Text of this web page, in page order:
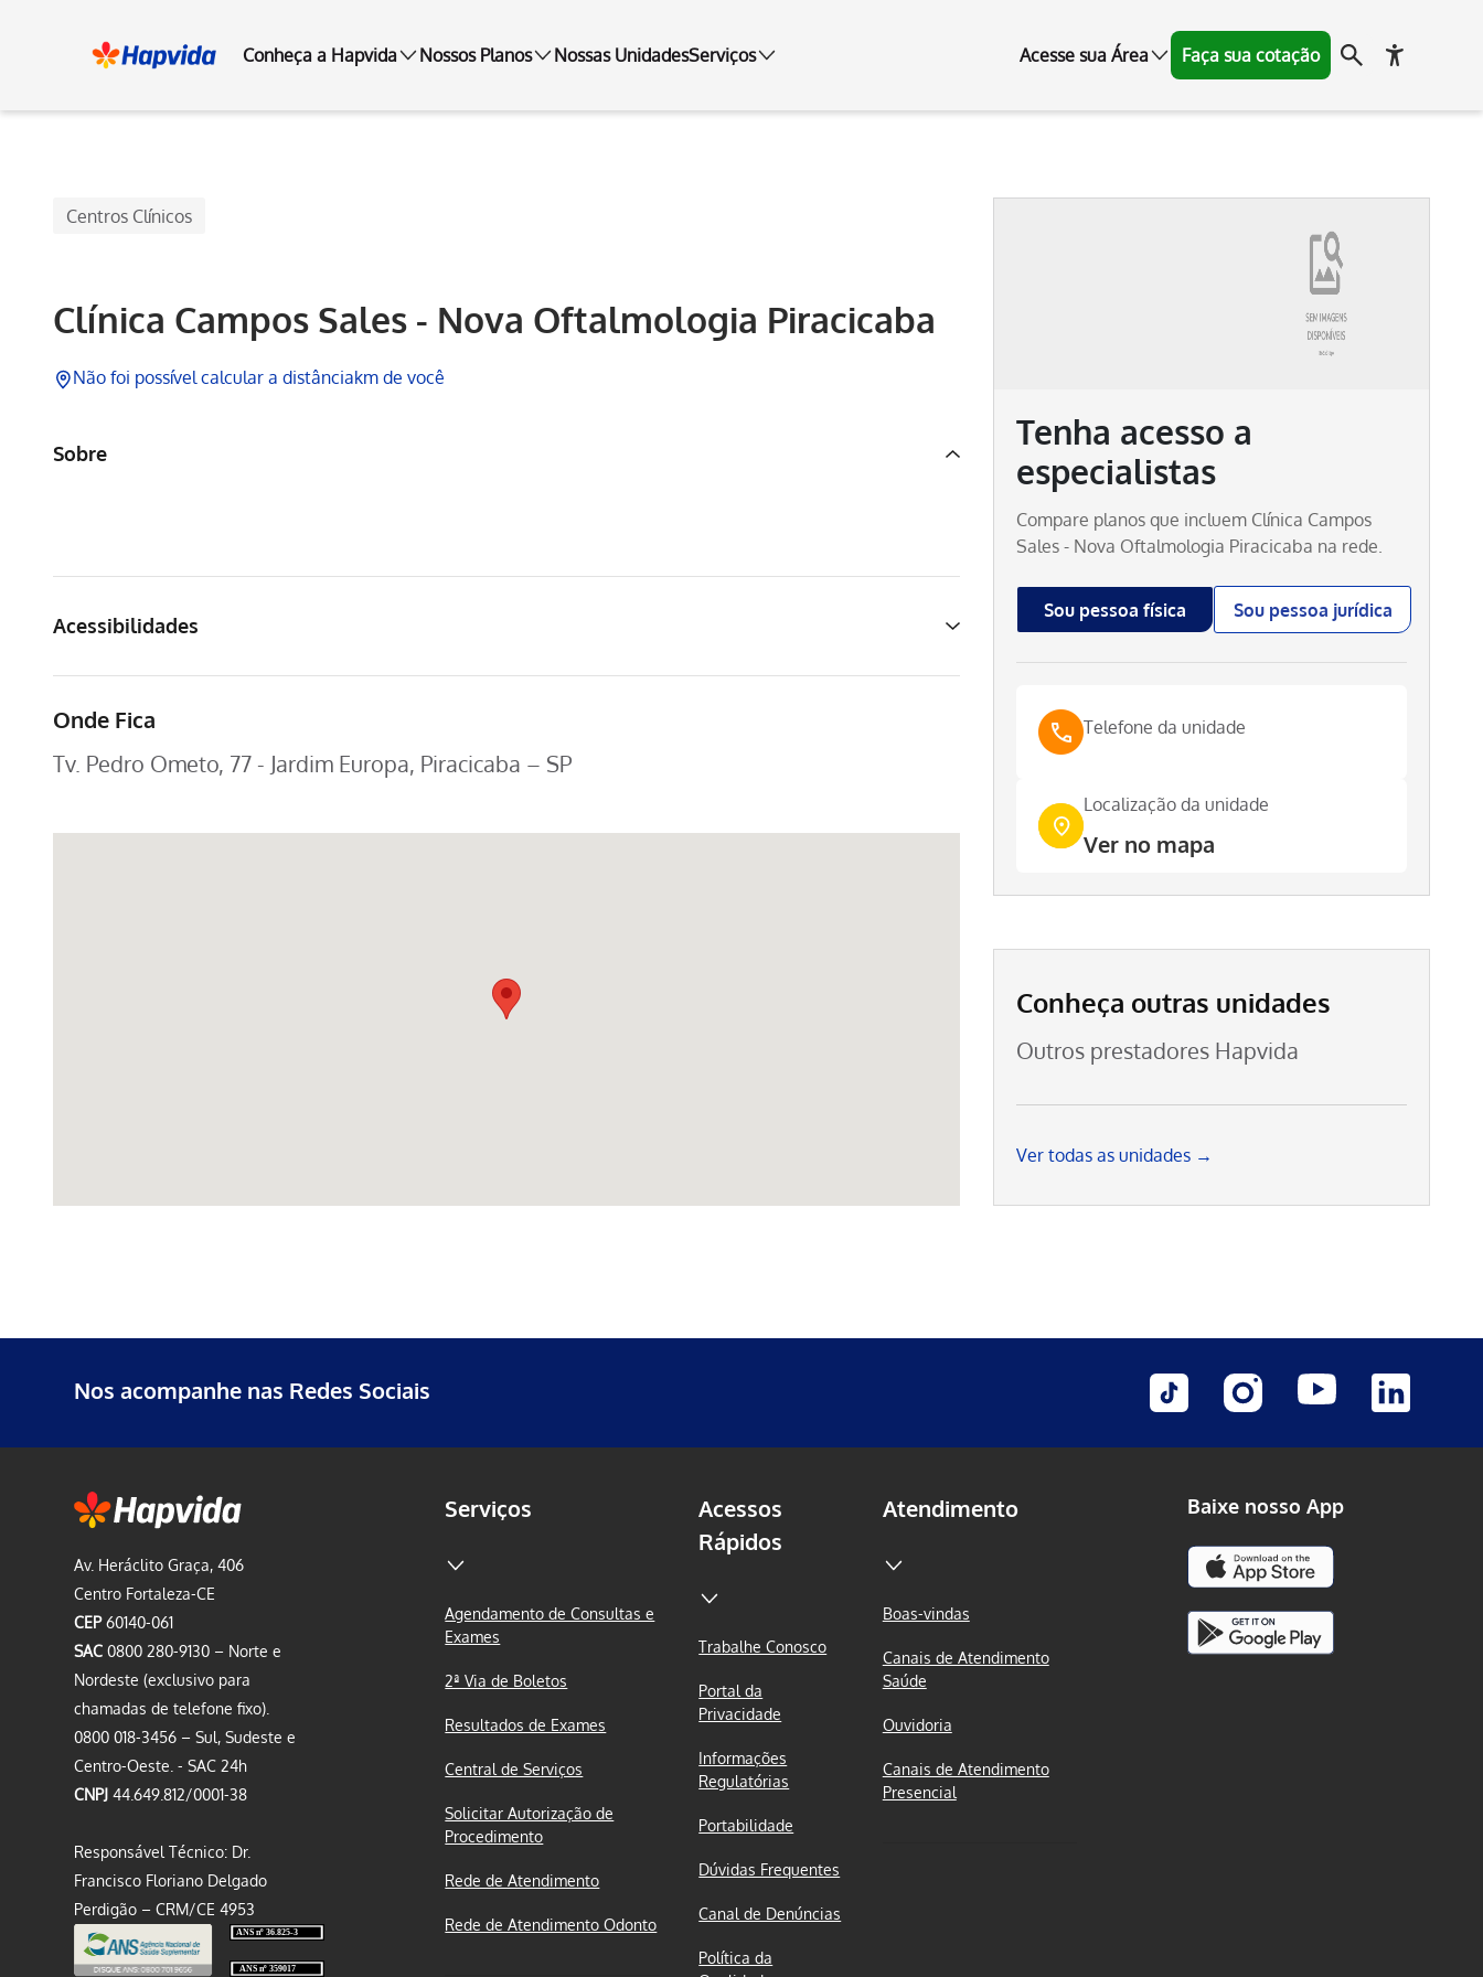
Conheça a Hapvida Nossos Planos Nossas UnidadesServiços Acesse sua Área Faça sua cotação
Centros Clínicos
Clínica Campos Sales - Nova Oftalmologia Piracicaba
Não foi possível calcular a distânciakm de você
Sobre
Acessibilidades
Onde Fica
Tv. Pedro Ometo, 77 - Jardim Europa, Piracicaba – SP
Tenha acesso a
especialistas
Compare planos que incluem Clínica Campos
Sales - Nova Oftalmologia Piracicaba na rede.
Sou pessoa física Sou pessoa jurídica
Telefone da unidade
Localização da unidade
Ver no mapa
Conheça outras unidades
Outros prestadores Hapvida
Ver todas as unidades →
Nos acompanhe nas Redes Sociais
Av. Heráclito Graça, 406
Centro Fortaleza-CE
CEP60140-061
SAC0800 280-9130 – Norte e
Nordeste (exclusivo para
chamadas de telefone fixo).
0800 018-3456 – Sul, Sudeste e
Centro-Oeste. - SAC 24h
CNPJ44.649.812/0001-38
Responsável Técnico: Dr.
Francisco Floriano Delgado
Perdigão – CRM/CE 4953
Serviços
Agendamento de Consultas e
Exames
2ª Via de Boletos
Resultados de Exames
Central de Serviços
Solicitar Autorização de
Procedimento
Rede de Atendimento
Rede de Atendimento Odonto
Acessos
Rápidos
Trabalhe Conosco
Portal da
Privacidade
Informações
Regulatórias
Portabilidade
Dúvidas Frequentes
Canal de Denúncias
Política da
Atendimento
Boas-vindas
Canais de Atendimento
Saúde
Ouvidoria
Canais de Atendimento
Presencial
Baixe nosso App